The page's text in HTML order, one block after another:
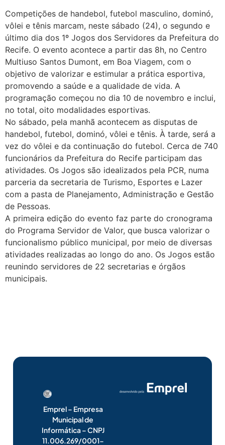
Competições de handebol, futebol masculino, dominó,
vôlei e tênis marcam, neste sábado (24), o segundo e
último dia dos 1º Jogos dos Servidores da Prefeitura do
Recife. O evento acontece a partir das 8h, no Centro
Multiuso Santos Dumont, em Boa Viagem, com o
objetivo de valorizar e estimular a prática esportiva,
promovendo a saúde e a qualidade de vida. A
programação começou no dia 10 de novembro e inclui,
no total, oito modalidades esportivas.
No sábado, pela manhã acontecem as disputas de
handebol, futebol, dominó, vôlei e tênis. À tarde, será a
vez do vôlei e da continuação do futebol. Cerca de 740
funcionários da Prefeitura do Recife participam das
atividades. Os Jogos são idealizados pela PCR, numa
parceria da secretaria de Turismo, Esportes e Lazer
com a pasta de Planejamento, Administração e Gestão
de Pessoas.
A primeira edição do evento faz parte do cronograma
do Programa Servidor de Valor, que busca valorizar o
funcionalismo público municipal, por meio de diversas
atividades realizadas ao longo do ano. Os Jogos estão
reunindo servidores de 22 secretarias e órgãos
municipais.
Emprel – Empresa
Municipal de
Informática – CNPJ
11.006.269/0001-